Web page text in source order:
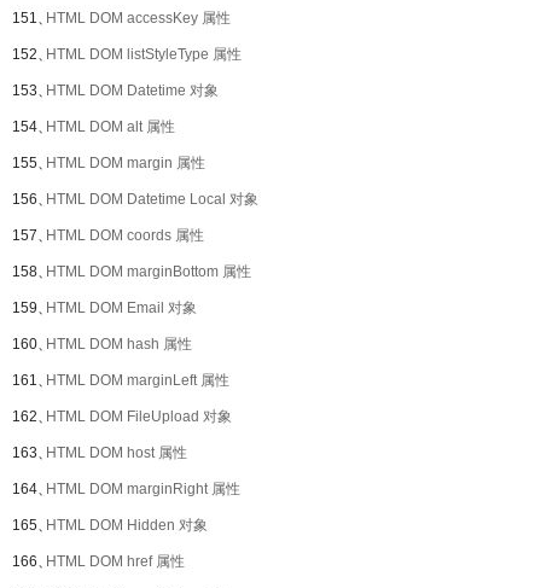
151、HTML DOM accessKey 属性
152、HTML DOM listStyleType 属性
153、HTML DOM Datetime 对象
154、HTML DOM alt 属性
155、HTML DOM margin 属性
156、HTML DOM Datetime Local 对象
157、HTML DOM coords 属性
158、HTML DOM marginBottom 属性
159、HTML DOM Email 对象
160、HTML DOM hash 属性
161、HTML DOM marginLeft 属性
162、HTML DOM FileUpload 对象
163、HTML DOM host 属性
164、HTML DOM marginRight 属性
165、HTML DOM Hidden 对象
166、HTML DOM href 属性